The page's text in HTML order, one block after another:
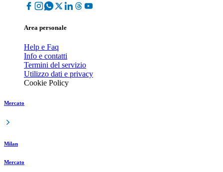
Area personale
Help e Faq
Info e contatti
Termini del servizio
Utilizzo dati e privacy
Cookie Policy
Mercato
Milan
Mercato